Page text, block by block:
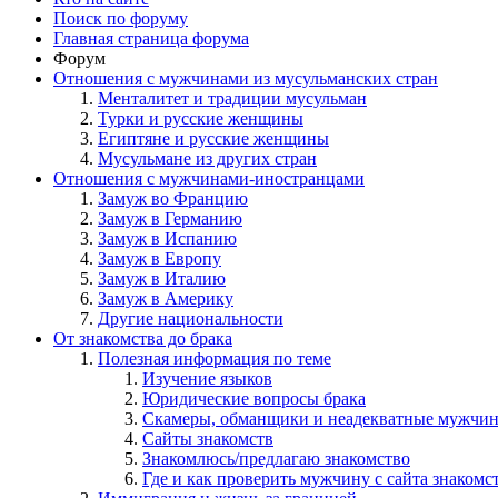
Поиск по форуму
Главная страница форума
Форум
Отношения с мужчинами из мусульманских стран
Менталитет и традиции мусульман
Турки и русские женщины
Египтяне и русские женщины
Мусульмане из других стран
Отношения с мужчинами-иностранцами
Замуж во Францию
Замуж в Германию
Замуж в Испанию
Замуж в Европу
Замуж в Италию
Замуж в Америку
Другие национальности
От знакомства до брака
Полезная информация по теме
Изучение языков
Юридические вопросы брака
Скамеры, обманщики и неадекватные
Сайты знакомств
Знакомлюсь/предлагаю знакомство
Где и как проверить мужчину с сайта